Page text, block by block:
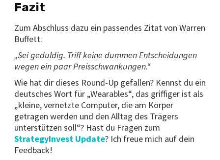
Fazit
Zum Abschluss dazu ein passendes Zitat von Warren
Buffett:
„Sei geduldig. Triff keine dummen Entscheidungen
wegen ein paar Preisschwankungen.“
Wie hat dir dieses Round-Up gefallen? Kennst du ein
deutsches Wort für „Wearables“, das griffiger ist als
„kleine, vernetzte Computer, die am Körper
getragen werden und den Alltag des Trägers
unterstützen soll“? Hast du Fragen zum
StrategyInvest Update? Ich freue mich auf dein
Feedback!